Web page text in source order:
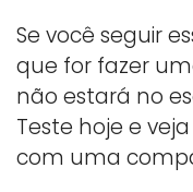
Se você seguir
que for fazer
não estará no
Teste hoje e
com uma